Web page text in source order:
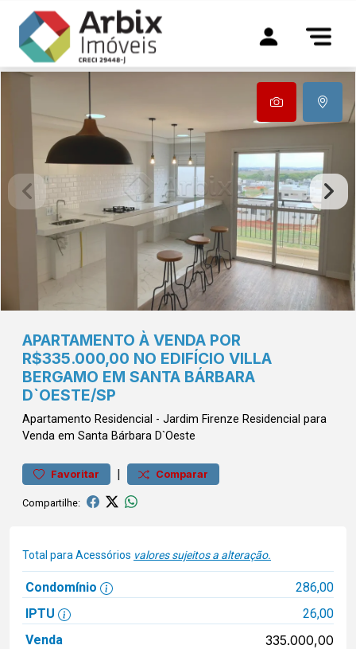
APARTAMENTO À VENDA POR
R$335.000,00 NO EDIFÍCIO VILLA
BERGAMO EM SANTA BÁRBARA
D`OESTE/SP
Apartamento Residencial - Jardim Firenze Residencial para
Venda em Santa Bárbara D`Oeste
Favoritar | Comparar
Compartilhe:
Total para Acessórios valores sujeitos a alteração.
Condomínio
286,00
IPTU
26,00
Venda
335.000,00